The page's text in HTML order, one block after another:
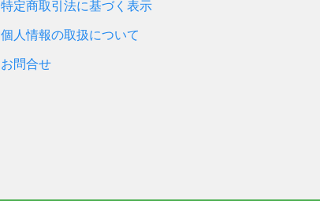
特定商取引法に基づく表示
個人情報の取扱について
お問合せ